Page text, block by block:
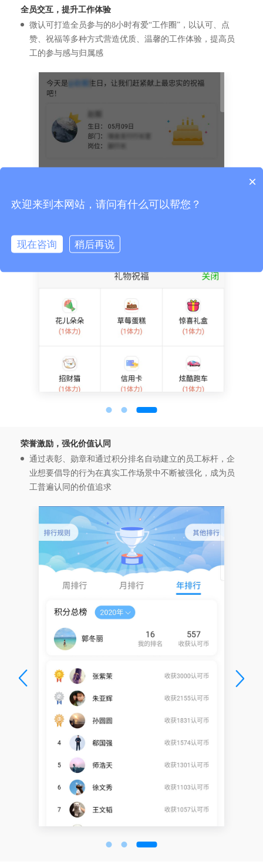
全员交互，提升工作体验
微认可打造全员参与的8小时有爱“工作圈”，以认可、点
赞、祝福等多种方式营造优质、温馨的工作体验，提高员
工的参与感与归属感
荣誉激励，强化价值认同
通过表彰、勋章和通过积分排名自动建立的员工标杆，企
业想要倡导的行为在真实工作场景中不断被强化，成为员
工普遍认同的价值追求
你们是怎么收费的呢？
×
欢迎来到本网站，请问有什么可以帮您？
现在咨询 稍后再说